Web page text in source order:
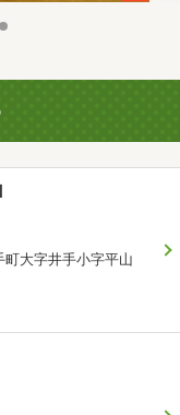
町大字井手小字平山